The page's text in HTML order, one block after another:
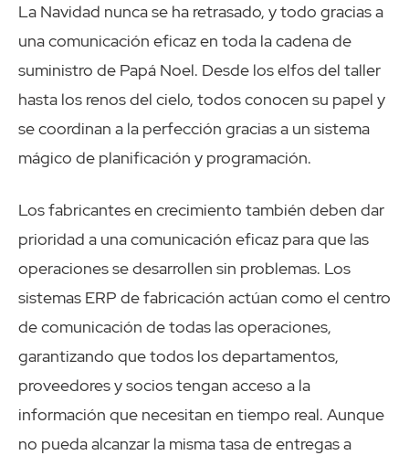
La Navidad nunca se ha retrasado, y todo gracias a
una comunicación eficaz en toda la cadena de
suministro de Papá Noel. Desde los elfos del taller
hasta los renos del cielo, todos conocen su papel y
se coordinan a la perfección gracias a un sistema
mágico de planificación y programación.
Los fabricantes en crecimiento también deben dar
prioridad a una comunicación eficaz para que las
operaciones se desarrollen sin problemas. Los
sistemas ERP de fabricación actúan como el centro
de comunicación de todas las operaciones,
garantizando que todos los departamentos,
proveedores y socios tengan acceso a la
información que necesitan en tiempo real. Aunque
no pueda alcanzar la misma tasa de entregas a